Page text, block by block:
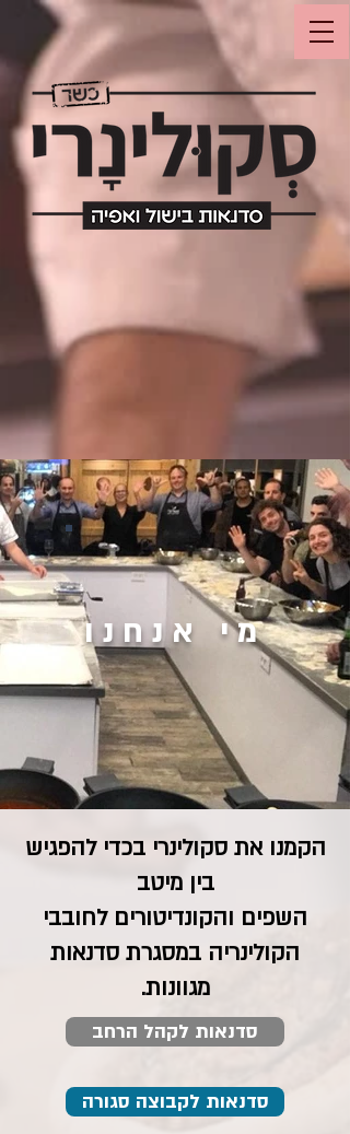
מי אנחנו
הקמנו את סקולינרי בכדי להפגיש
בין מיטב
השפים והקונדיטורים לחובבי
הקולינריה במסגרת סדנאות
מגוונות.
סדנאות לקהל הרחב
סדנאות לקבוצה סגורה